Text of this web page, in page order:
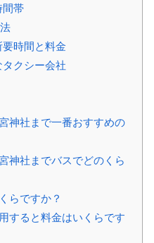
間帯
時間と料金
クシー会社
神社まで一番おすすめの
神社までバスでどのくら
らですか？
すると料金はいくらです